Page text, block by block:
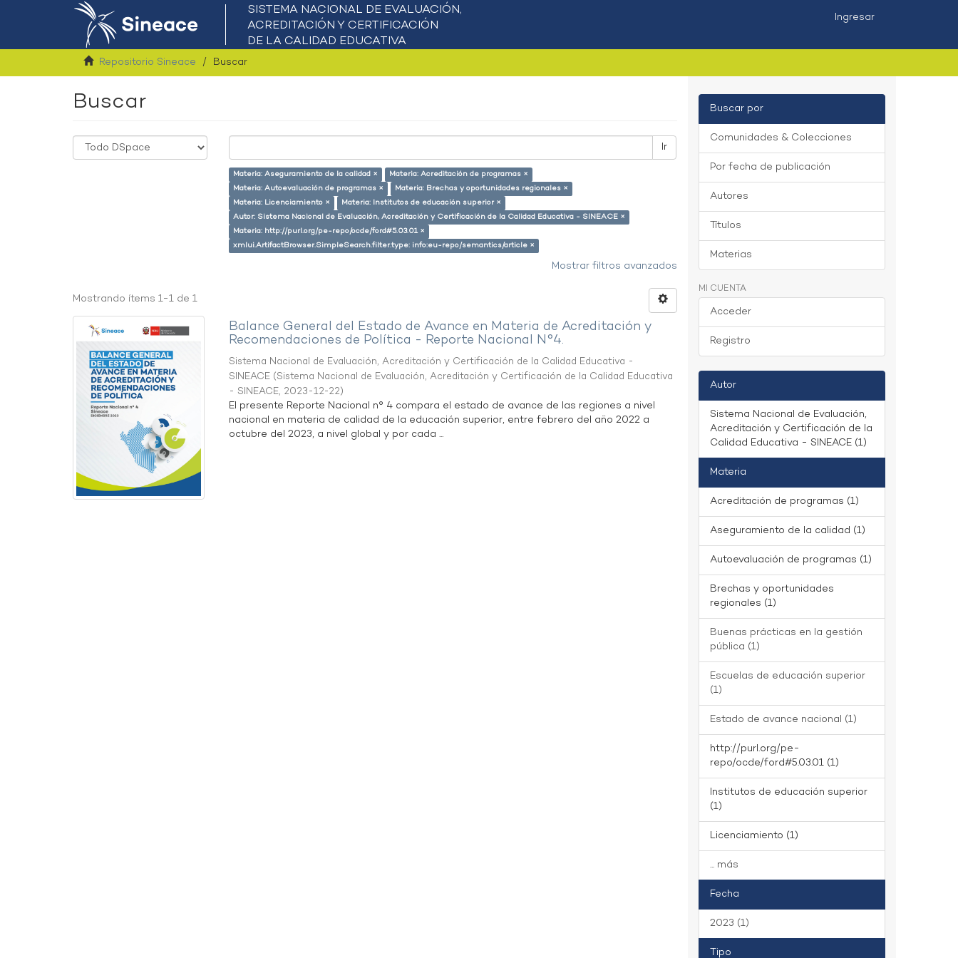
Ingresar
Repositorio Sineace Buscar
Buscar
Ir
Materia: Aseguramiento de la calidad ×
Materia: Acreditación de programas ×
Materia: Autoevaluación de programas ×
Materia: Brechas y oportunidades regionales ×
Materia: Licenciamiento ×
Materia: Institutos de educación superior ×
Autor: Sistema Nacional de Evaluación, Acreditación y Certificación de la Calidad Educativa - SINEACE ×
Materia: http://purl.org/pe-repo/ocde/ford#5.03.01 ×
xmlui.ArtifactBrowser.SimpleSearch.filter.type: info:eu-repo/semantics/article ×
Mostrar filtros avanzados
Mostrando ítems 1-1 de 1
Balance General del Estado de Avance en Materia de Acreditación y
Recomendaciones de Política - Reporte Nacional N°4.
Sistema Nacional de Evaluación, Acreditación y Certificación de la Calidad Educativa -
SINEACE (Sistema Nacional de Evaluación, Acreditación y Certificación de la Calidad Educativa
- SINEACE, 2023-12-22)
El presente Reporte Nacional n° 4 compara el estado de avance de las regiones a nivel
nacional en materia de calidad de la educación superior, entre febrero del año 2022 a
octubre del 2023, a nivel global y por cada ...
Buscar por
Comunidades & Colecciones
Por fecha de publicación
Autores
Títulos
Materias
MI CUENTA
Acceder
Registro
Autor
Sistema Nacional de Evaluación,
Acreditación y Certificación de la
Calidad Educativa - SINEACE (1)
Materia
Acreditación de programas (1)
Aseguramiento de la calidad (1)
Autoevaluación de programas (1)
Brechas y oportunidades
regionales (1)
Buenas prácticas en la gestión
pública (1)
Escuelas de educación superior
(1)
Estado de avance nacional (1)
http://purl.org/pe-
repo/ocde/ford#5.03.01 (1)
Institutos de educación superior
(1)
Licenciamiento (1)
... más
Fecha
2023 (1)
Tipo